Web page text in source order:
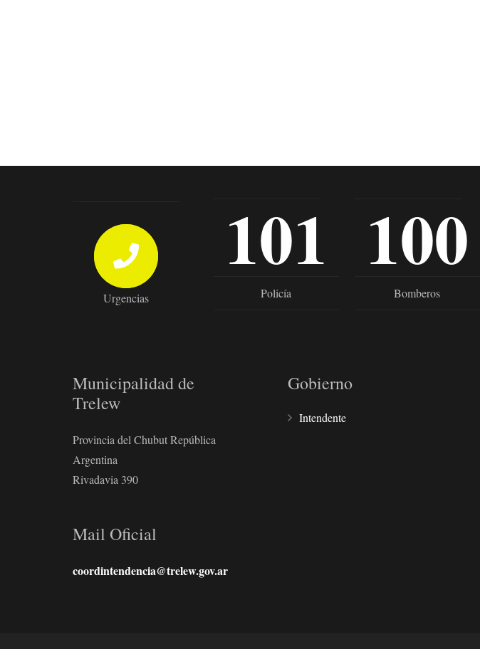
Urgencias
101
Policía
100
Bomberos
Municipalidad de
Trelew
Provincia del Chubut República
Argentina
Rivadavia 390
Mail Oficial
coordintendencia@trelew.gov.ar
Gobierno
Intendente